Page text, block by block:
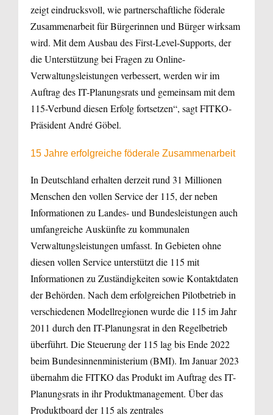
zeigt eindrucksvoll, wie partnerschaftliche föderale
Zusammenarbeit für Bürgerinnen und Bürger wirksam
wird. Mit dem Ausbau des First-Level-Supports, der
die Unterstützung bei Fragen zu Online-
Verwaltungsleistungen verbessert, werden wir im
Auftrag des IT-Planungsrats und gemeinsam mit dem
115-Verbund diesen Erfolg fortsetzen“, sagt FITKO-
Präsident André Göbel.
15 Jahre erfolgreiche föderale Zusammenarbeit
In Deutschland erhalten derzeit rund 31 Millionen
Menschen den vollen Service der 115, der neben
Informationen zu Landes- und Bundesleistungen auch
umfangreiche Auskünfte zu kommunalen
Verwaltungsleistungen umfasst. In Gebieten ohne
diesen vollen Service unterstützt die 115 mit
Informationen zu Zuständigkeiten sowie Kontaktdaten
der Behörden. Nach dem erfolgreichen Pilotbetrieb in
verschiedenen Modellregionen wurde die 115 im Jahr
2011 durch den IT-Planungsrat in den Regelbetrieb
überführt. Die Steuerung der 115 lag bis Ende 2022
beim Bundesinnenministerium (BMI). Im Januar 2023
übernahm die FITKO das Produkt im Auftrag des IT-
Planungsrats in ihr Produktmanagement. Über das
Produktboard der 115 als zentrales